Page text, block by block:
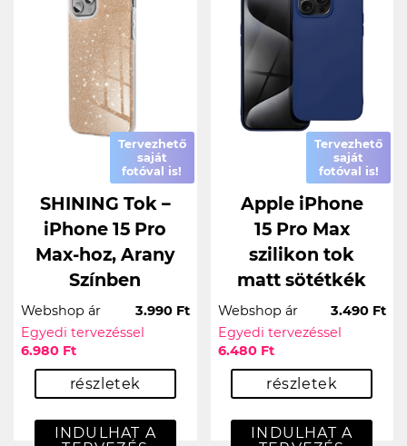
Tervezhető
saját
fotóval is!
SHINING Tok –
iPhone 15 Pro
Max-hoz, Arany
Színben
Webshop ár
3.990 Ft
Egyedi tervezéssel
6.980 Ft
részletek
INDULHAT A
Tervezhető
saját
fotóval is!
Apple iPhone
15 Pro Max
szilikon tok
matt sötétkék
Webshop ár
3.490 Ft
Egyedi tervezéssel
6.480 Ft
részletek
INDULHAT A